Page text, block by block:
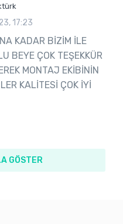
17:23
KADAR BİZİM İLE
BEYE ÇOK TEŞEKKÜR
MONTAJ EKİBİNİN
KALİTESİ ÇOK İYİ
GÖSTER